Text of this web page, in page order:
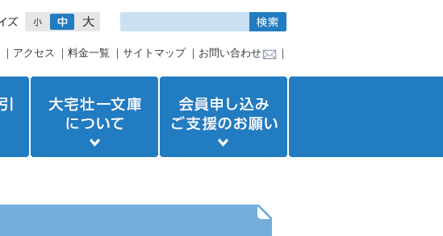
｜ アクセス ｜ 料金一覧 ｜ サイトマップ｜ お問い合わせ ｜